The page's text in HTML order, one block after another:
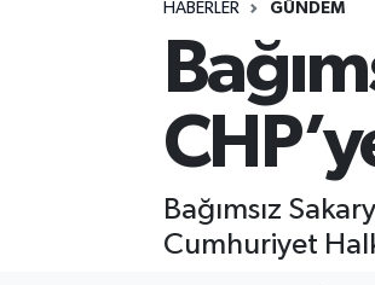
HABERLER GÜNDEM
Bağımsız
Cumhuriyet